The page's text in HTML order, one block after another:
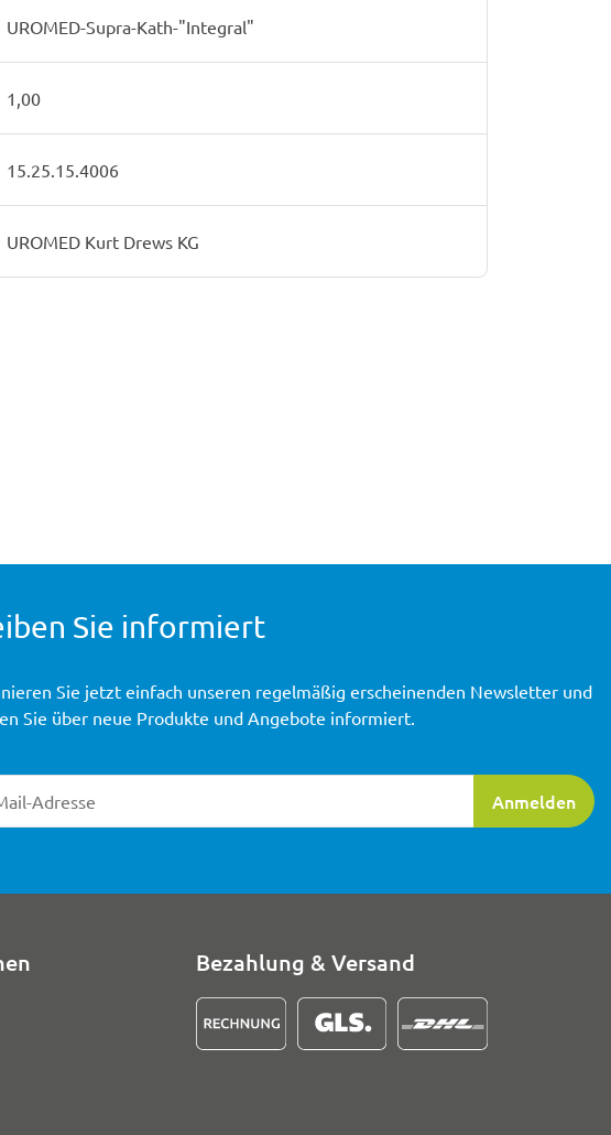
UROMED-Supra-Kath-"Integral"
1,00
15.25.15.4006
UROMED Kurt Drews KG
Sie informiert
Registrierung
Anmelden
Sie jetzt einfach unseren regelmäßig erscheinenden Newsletter und
Sie über neue Produkte und Angebote informiert.
Bezahlung & Versand